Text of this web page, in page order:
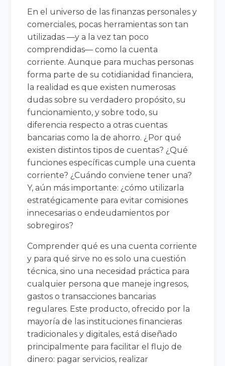
En el universo de las finanzas personales y
comerciales, pocas herramientas son tan
utilizadas —y a la vez tan poco
comprendidas— como la cuenta
corriente. Aunque para muchas personas
forma parte de su cotidianidad financiera,
la realidad es que existen numerosas
dudas sobre su verdadero propósito, su
funcionamiento, y sobre todo, su
diferencia respecto a otras cuentas
bancarias como la de ahorro. ¿Por qué
existen distintos tipos de cuentas? ¿Qué
funciones específicas cumple una cuenta
corriente? ¿Cuándo conviene tener una?
Y, aún más importante: ¿cómo utilizarla
estratégicamente para evitar comisiones
innecesarias o endeudamientos por
sobregiros?
Comprender qué es una cuenta corriente
y para qué sirve no es solo una cuestión
técnica, sino una necesidad práctica para
cualquier persona que maneje ingresos,
gastos o transacciones bancarias
regulares. Este producto, ofrecido por la
mayoría de las instituciones financieras
tradicionales y digitales, está diseñado
principalmente para facilitar el flujo de
dinero: pagar servicios, realizar